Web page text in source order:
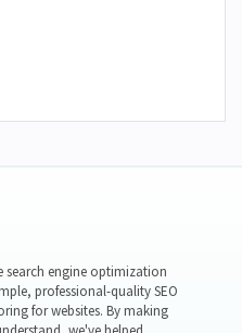
search engine optimization
professional-quality SEO
for websites. By making